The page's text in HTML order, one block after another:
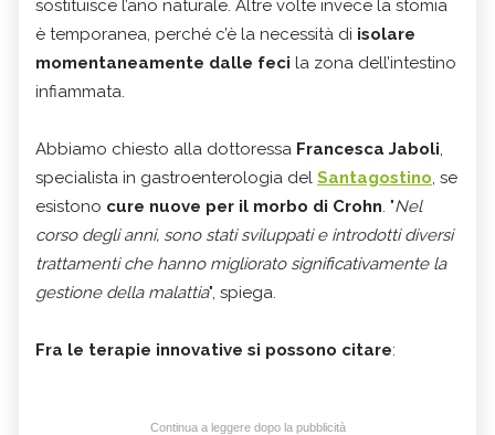
sostituisce l’ano naturale. Altre volte invece la stomia
è temporanea, perché c’è la necessità di isolare
momentaneamente dalle feci la zona dell’intestino
infiammata.
Abbiamo chiesto alla dottoressa Francesca Jaboli
specialista in gastroenterologia del Santagostino , se
esistono cure nuove per il morbo di Crohn . "Nel
corso degli anni, sono stati sviluppati e introdotti diversi
trattamenti che hanno migliorato significativamente la
gestione della malattia", spiega.
Fra le terapie innovative si possono citare:
Continua a leggere dopo la pubblicità